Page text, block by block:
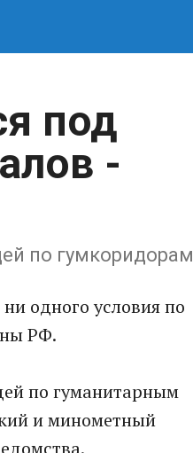
под
-
по гумкоридорам
одного условия по
РФ.
по гуманитарным
и минометный